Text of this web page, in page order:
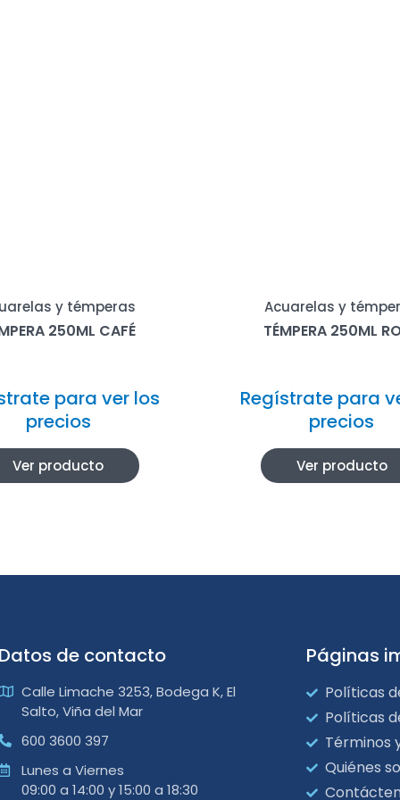
y témperas
250ML CAFÉ
para ver los
precios
Ver producto
Acuarelas y
TÉMPERA 250ML
Regístrate para
precios
Ver producto
de contacto
Calle Limache 3253, Bodega K, El
Salto, Viña del Mar
600 3600 397
Lunes a Viernes
09:00 a 14:00 y 15:00 a 18:30
Páginas
Políticas
Políticas
Términos
Quiénes